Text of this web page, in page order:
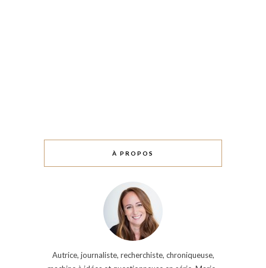
À PROPOS
Autrice, journaliste, recherchiste, chroniqueuse,